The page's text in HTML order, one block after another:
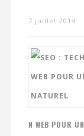
7 juillet 2014
N WEB POUR